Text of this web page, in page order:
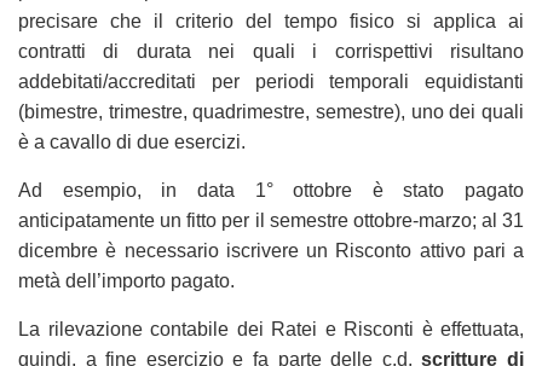
precisare che il criterio del tempo fisico si applica ai
contratti di durata nei quali i corrispettivi risultano
addebitati/accreditati per periodi temporali equidistanti
(bimestre, trimestre, quadrimestre, semestre), uno dei quali
è a cavallo di due esercizi.
Ad esempio, in data 1° ottobre è stato pagato
anticipatamente un fitto per il semestre ottobre-marzo; al 31
dicembre è necessario iscrivere un Risconto attivo pari a
metà dell’importo pagato.
La rilevazione contabile dei Ratei e Risconti è effettuata,
quindi, a fine esercizio e fa parte delle c.d.scritture di